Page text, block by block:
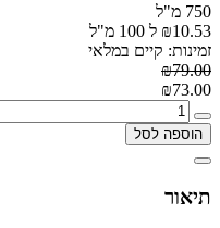
750 מ"ל
₪10.53 ל 100 מ"ל
זמינות: קיים במלאי
₪79.00
₪73.00
הוספה לסל
תיאור